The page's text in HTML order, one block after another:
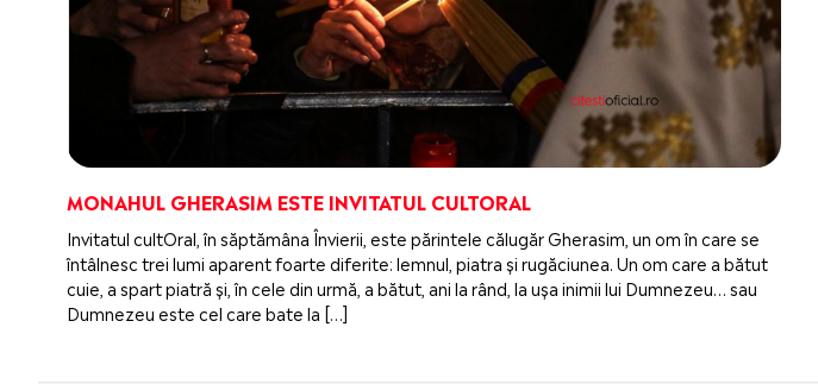
MONAHUL GHERASIM ESTE INVITATUL CULTORAL
Invitatul cultOral, în săptămâna Învierii, este părintele călugăr Gherasim, un om în care se
întâlnesc trei lumi aparent foarte diferite: lemnul, piatra și rugăciunea. Un om care a bătut
cuie, a spart piatră și, în cele din urmă, a bătut, ani la rând, la ușa inimii lui Dumnezeu… sau
Dumnezeu este cel care bate la […]